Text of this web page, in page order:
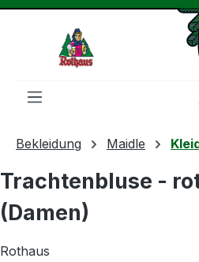
Bekleidung Maidle
Trachtenbluse -
(Damen)
Rothaus